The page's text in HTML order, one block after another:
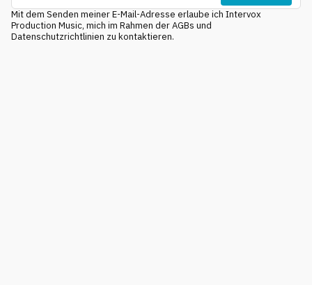
Mit dem Senden meiner E-Mail-Adresse erlaube ich Intervox
Production Music, mich im Rahmen der AGBs und
Datenschutzrichtlinien zu kontaktieren.